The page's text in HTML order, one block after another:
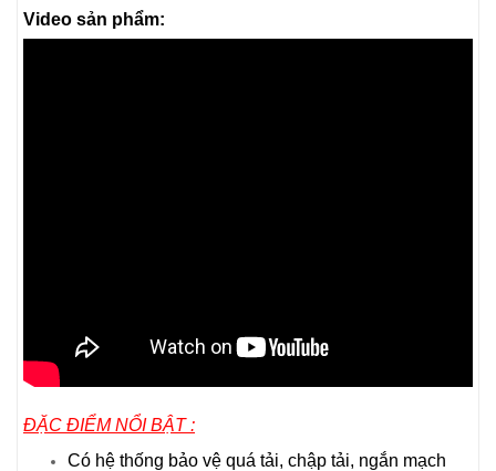
Video sản phẩm:
ĐẶC ĐIỂM NỔI BẬT :
Có hệ thống bảo vệ quá tải, chập tải, ngắn mạch